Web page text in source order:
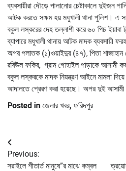
ব্যবসায়ীরা দৌড়ে পালানোর চেষ্টাকালে দুইজন
আটক করতে সক্ষম হয় মধুখালী থানা পুলিশ।
বকুল লস্করের দেহ তল্লাশী করে ৬০ পিচ ইয়াবা
ব্যাপারে মধুখালী থানায় আটক মাদক ব্যবসায়ী
অপর পলাতক (১)ওয়াইদুর (৪৭), পিতা
রবিউল ফকির, গ্রাম গোহাইল পাড়াকে আসামী
বকুল লস্করকে মাদক নিয়ন্ত্রণ আইনে মামলা দিয়ে
আদালতে প্রেরণ করা হয়েছে। অপর দুই আসামী
Posted in জেলার খবর, ফরিদপুর
Post
navigation
Previous:
সরাইলে শীতার্ত মানুষে”র মাঝে কম্বল